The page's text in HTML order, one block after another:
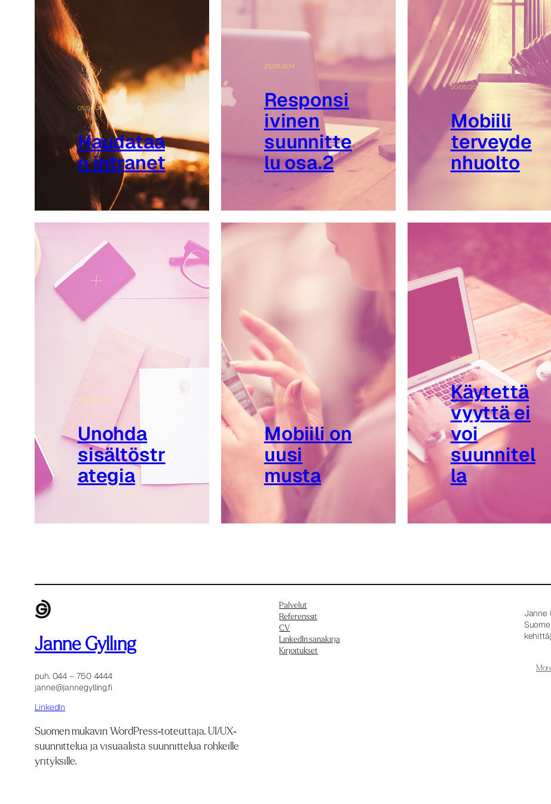
05/04/2015
Haudataa
n intranet
29/08/2014
Responsi
ivinen
suunnitte
lu osa.2
20/05/2014
Mobiili
terveyde
nhuolto
29/05/2013
Unohda
sisältöstr
ategia
09/01/2013
Mobiili on
uusi
musta
14/11/2012
Käytettä
vyyttä ei
voi
suunnitel
la
Janne Gylling
puh. 044 – 750 4444
janne@jannegylling.fi
LinkedIn
Suomen mukavin WordPress-toteuttaja. UI/UX-
suunnittelua ja visuaalista suunnittelua rohkeille
yrityksille.
Palvelut
Referenssit
CV
LinkedIn sanakirja
Kirjoitukset
Janne